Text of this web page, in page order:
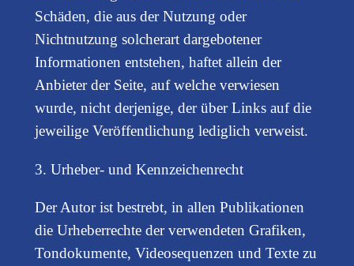
Schäden, die aus der Nutzung oder
Nichtnutzung solcherart dargebotener
Informationen entstehen, haftet allein der
Anbieter der Seite, auf welche verwiesen
wurde, nicht derjenige, der über Links auf die
jeweilige Veröffentlichung lediglich verweist.
3. Urheber- und Kennzeichenrecht
Der Autor ist bestrebt, in allen Publikationen
die Urheberrechte der verwendeten Grafiken,
Tondokumente, Videosequenzen und Texte zu